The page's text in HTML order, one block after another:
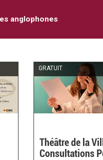
anglophones
GRATUIT
Théâtre de la
Consultations